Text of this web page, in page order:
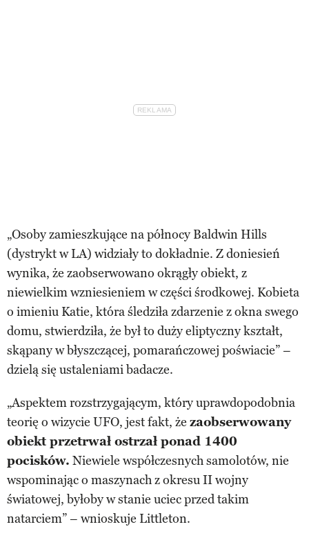
„Osoby zamieszkujące na północy Baldwin Hills
(dystrykt w LA) widziały to dokładnie. Z doniesień
wynika, że zaobserwowano okrągły obiekt, z
niewielkim wzniesieniem w części środkowej. Kobieta
o imieniu Katie, która śledziła zdarzenie z okna swego
domu, stwierdziła, że był to duży eliptyczny kształt,
skąpany w błyszczącej, pomarańczowej poświacie” –
dzielą się ustaleniami badacze.
„Aspektem rozstrzygającym, który uprawdopodobnia
teorię o wizycie UFO, jest fakt, że zaobserwowany
obiekt przetrwał ostrzał ponad 1400
pocisków. Niewiele współczesnych samolotów, nie
wspominając o maszynach z okresu II wojny
światowej, byłoby w stanie uciec przed takim
natarciem” – wnioskuje Littleton.